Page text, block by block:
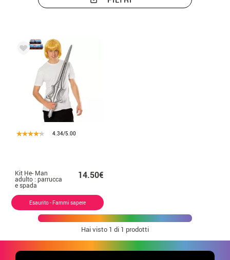
4.34/5.00
Kit He- Man
adulto : parrucca
e spada
gonfiabile
14.50€
Esaurito - Fammi sapere
Hai visto 1 di 1 prodotti